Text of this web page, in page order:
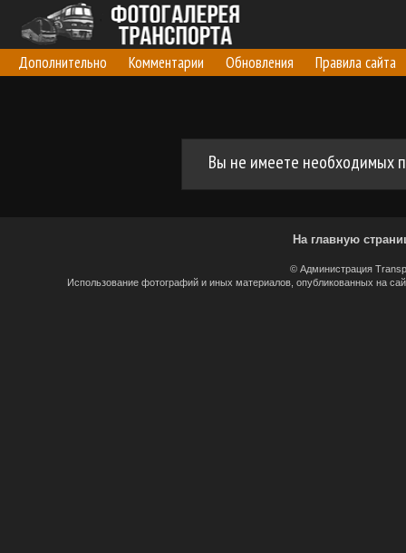
Дополнительно Комментарии Обновления Правила сайта
Вы не имеете необходимых
На главную
© Администрация
Использование фотографий и иных материалов, опубликованных на